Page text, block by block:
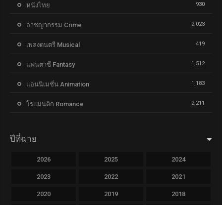
หนังไทย 930
อาชญากรรม Crime 2,023
เพลงดนตรี Musical 419
แฟนตาซี Fantasy 1,512
แอนนิเมชั่น Animation 1,183
โรแมนติก Romance 2,211
ปีที่ฉาย
2026 2025 2024
2023 2022 2021
2020 2019 2018